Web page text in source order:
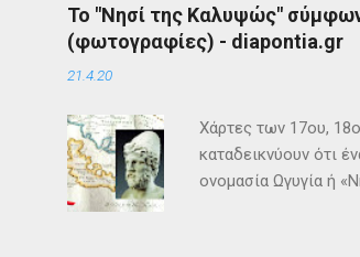
Το "Νησί της Καλυψώς"
(φωτογραφίες) - diapontia.gr
21.4.20
Χάρτες των 17ου,
καταδεικνύουν ότι
ονομασία Ωγυγία ή
αρχαιότητα οι